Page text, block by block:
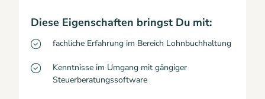
Diese Eigenschaften bringst Du mit:
fachliche Erfahrung im Bereich Lohnbuchhaltung
Kenntnisse im Umgang mit gängiger
Steuerberatungssoftware